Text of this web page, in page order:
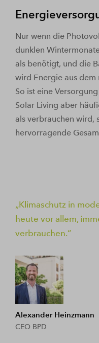
Nur wenn die
dunklen
als benötigt, und die
wird Energie aus
So ist eine
Solar Living aber
als verbrauchen wird,
hervorragende
Klimaschutz in
heute vor allem,
verbrauchen.
Alexander Heinzmann
CEO BPD